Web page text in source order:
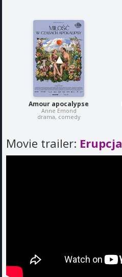
Amour apocalypse
Anne Emond
drama, comedy
Movie trailer: Erupcja